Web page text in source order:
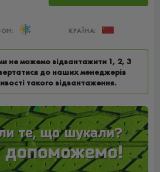
КРАЇНА:
не можемо відвантажити 1, 2, 3
до наших менеджерів
такого відвантаження.